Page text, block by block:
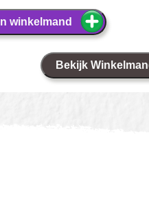
In winkelmand
Bekijk